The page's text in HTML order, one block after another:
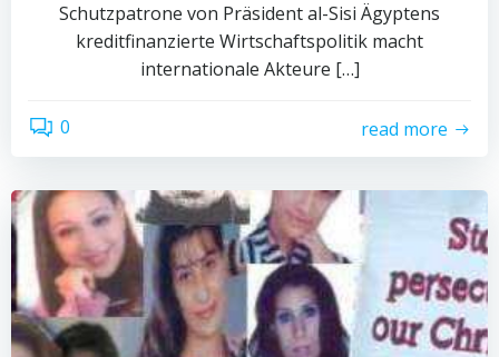
Schutzpatrone von Präsident al-Sisi Ägyptens
kreditfinanzierte Wirtschaftspolitik macht
internationale Akteure […]
0 read more